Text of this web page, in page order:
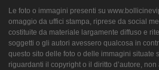
Le foto o immagini presenti su
omaggio da uffici stampa, riprese da social
costituite da materiale largamente diffuso e
soggetti o gli autori avessero qualcosa in
questo sito delle foto o delle immagini situate
riguardanti il copyright o il diritto d’autore,